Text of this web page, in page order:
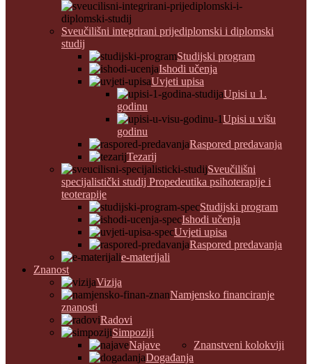
Sveučilišni integrirani prijediplomski i diplomski
studij
Studijski program
Ishodi učenja
Uvjeti upisa
Upisi u 1.
godinu
Upisi u višu
godinu
Raspored predavanja
Tezarij
Sveučilišni
specijalistički studij Propedeutika psihoterapije i
teoterapije
Studijski program
Ishodi učenja
Uvjeti upisa
Raspored predavanja
e-materijali
Znanost
Vizija
Namjensko financiranje
znanosti
Radovi
Simpoziji
Najave
Događanja
Znanstveni kolokviji